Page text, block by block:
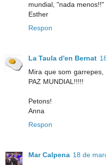
mundial, "nada menos!!"
Esther
Respon
La Taula d'en Bernat
Mira que som
PAZ MUNDIAL!!!!!
Petons!
Anna
Respon
Mar Calpena 18 de